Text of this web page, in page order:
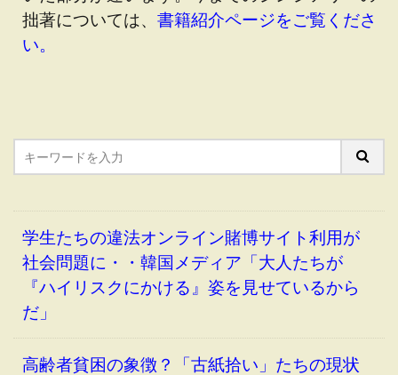
拙著については、 書籍紹介ページをご覧くださ
い。
学生たちの違法オンライン賭博サイト利用が
社会問題に・・韓国メディア「大人たちが
『ハイリスクにかける』姿を見せているから
だ」
高齢者貧困の象徴？「古紙拾い」たちの現状